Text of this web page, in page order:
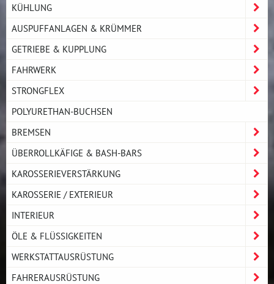
KÜHLUNG
AUSPUFFANLAGEN & KRÜMMER
GETRIEBE & KUPPLUNG
FAHRWERK
STRONGFLEX
POLYURETHAN-BUCHSEN
BREMSEN
ÜBERROLLKÄFIGE & BASH-BARS
KAROSSERIEVERSTÄRKUNG
KAROSSERIE / EXTERIEUR
INTERIEUR
ÖLE & FLÜSSIGKEITEN
WERKSTATTAUSRÜSTUNG
FAHRERAUSRÜSTUNG